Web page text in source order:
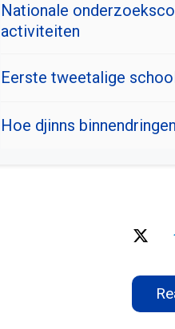
Nationale
activiteiten
Eerste tweetalige
Hoe djinns